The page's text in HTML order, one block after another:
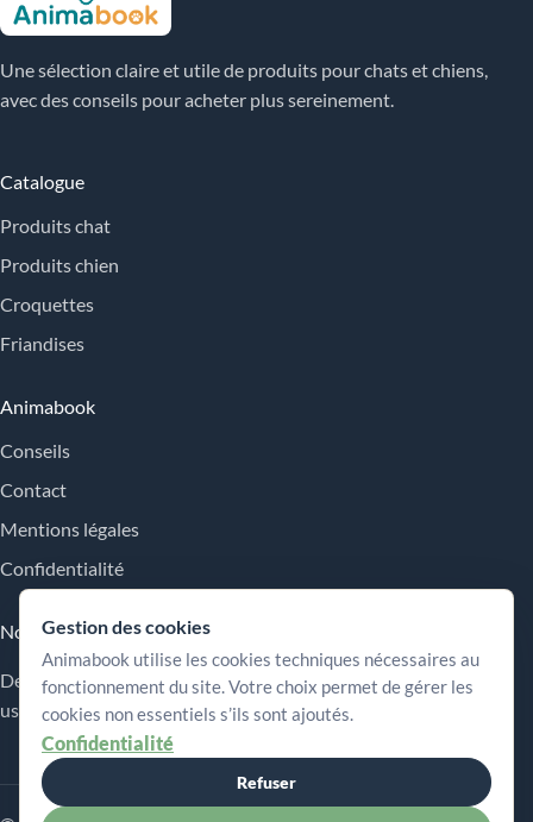
Une sélection claire et utile de produits pour chats et chiens,
avec des conseils pour acheter plus sereinement.
Catalogue
Produits chat
Produits chien
Croquettes
Friandises
Animabook
Conseils
Contact
Mentions légales
Confidentialité
Nos engagements
Des repères simples pour comparer les offres, comprendre les
usages et choisir plus sereinement.
Gestion des cookies
Animabook utilise les cookies techniques nécessaires au
fonctionnement du site. Votre choix permet de gérer les
cookies non essentiels s’ils sont ajoutés.
Confidentialité
Refuser